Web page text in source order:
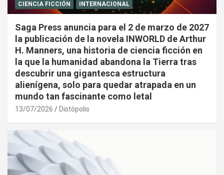
CIENCIA FICCIÓN INTERNACIONAL
Saga Press anuncia para el 2 de marzo de 2027
la publicación de la novela INWORLD de Arthur
H. Manners, una historia de ciencia ficción en
la que la humanidad abandona la Tierra tras
descubrir una gigantesca estructura
alienígena, solo para quedar atrapada en un
mundo tan fascinante como letal
13/07/2026 Distópolis